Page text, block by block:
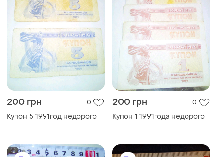
200 грн 0
Купон 5 1991год недорого
200 грн 0
Купон 1 1991года недорого